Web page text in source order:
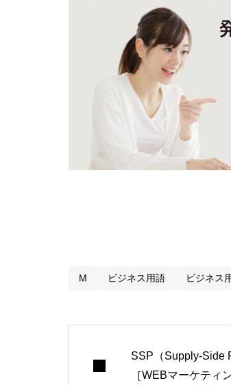
M ビジネス用語 ビジネス
SSP（Supply-Side
［WEBマーケティ